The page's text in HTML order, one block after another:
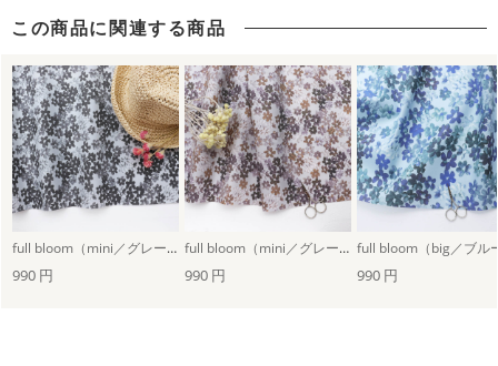
この商品に関連する商品
full bloom（mini／グレー） full bloom（mini／グレージュ）
990 円 990 円 990 円